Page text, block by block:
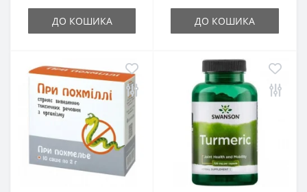
ДО КОШИКА ДО КОШИКА